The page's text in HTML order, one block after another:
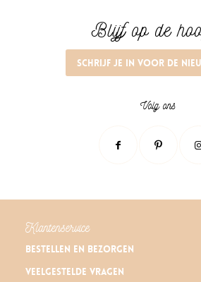
Blijf op de
Schrijf je in voor de
Volg ons
Klantenservice
Bestellen en bezorgen
Veelgestelde vragen